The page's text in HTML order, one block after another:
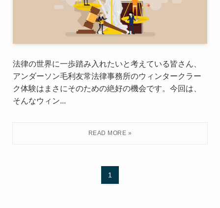
法律の世界に一歩踏み入れたいと考えている皆さん、
アンダーソン毛利友常法律事務所のウィンタークラー
ク体験はまさにそのための絶好の機会です。今回は、
そんなウィン...
1